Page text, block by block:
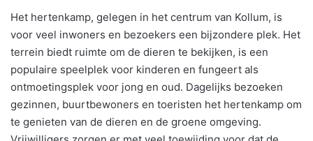
Het hertenkamp, gelegen in het centrum van Kollum, is
voor veel inwoners en bezoekers een bijzondere plek. Het
terrein biedt ruimte om de dieren te bekijken, is een
populaire speelplek voor kinderen en fungeert als
ontmoetingsplek voor jong en oud. Dagelijks bezoeken
gezinnen, buurtbewoners en toeristen het hertenkamp om
te genieten van de dieren en de groene omgeving.